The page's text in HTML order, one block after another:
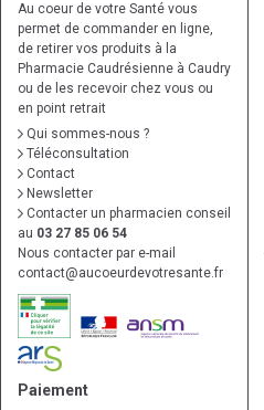
Au coeur de votre Santé vous
permet de commander en ligne,
de retirer vos produits à la
Pharmacie Caudrésienne à Caudry
ou de les recevoir chez vous ou
en point retrait
Qui sommes-nous ?
Téléconsultation
Contact
Newsletter
Contacter un pharmacien conseil
au 03 27 85 06 54
Nous contacter par e-mail
contact@aucoeurdevotresante.fr
Paiement